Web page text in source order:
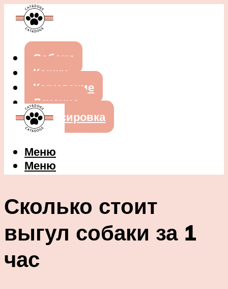
Собаки
Кошки
Кормление
Лечение
Дрессировка
Меню
Меню
Сколько стоит
выгул собаки за 1
час